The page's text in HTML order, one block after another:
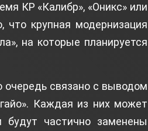
КР «Калибр», «Оникс» или
что крупная модернизация
на которые планируется
связано с выводом
Каждая из них может
частично заменены